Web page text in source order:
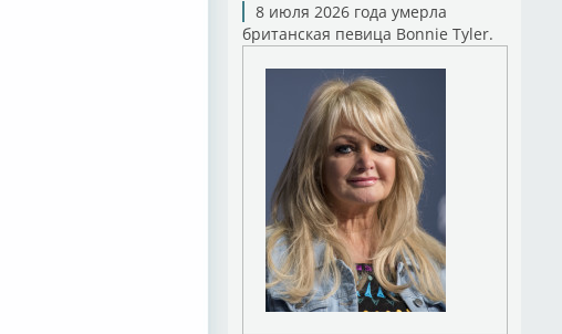
8 июля 2026 года умерла
британская певица Bonnie Tyler.